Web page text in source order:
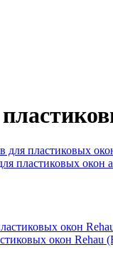
пластиковых окон
окон Rehau